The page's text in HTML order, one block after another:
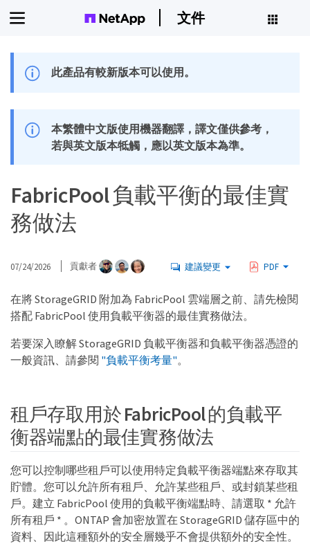
文件
此產品有較新版本可以使用。
本繁體中文版使用機器翻譯，譯文僅供參考，
若與英文版本牴觸，應以英文版本為準。
FabricPool 負載平衡的最佳實
務做法
07/24/2026 貢獻者 建議變更 PDF
在將 StorageGRID 附加為 FabricPool 雲端層之前、請先檢閱
搭配 FabricPool 使用負載平衡器的最佳實務做法。
若要深入瞭解 StorageGRID 負載平衡器和負載平衡器憑證的
一般資訊、請參閱 "負載平衡考量"。
租戶存取用於 FabricPool 的負載平
衡器端點的最佳實務做法
您可以控制哪些租戶可以使用特定負載平衡器端點來存取其
貯體。您可以允許所有租戶、允許某些租戶、或封鎖某些租
戶。建立 FabricPool 使用的負載平衡端點時、請選取 * 允許
所有租戶 * 。ONTAP 會加密放置在 StorageGRID 儲存區中的
資料、因此這種額外的安全層幾乎不會提供額外的安全性。